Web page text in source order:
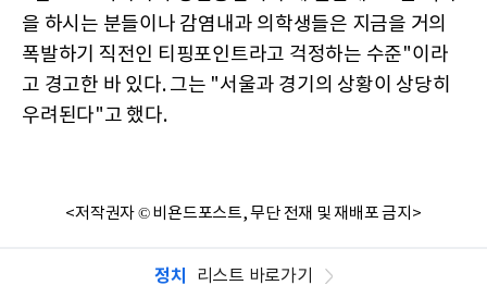
을 하시는 분들이나 감염내과 의학생들은 지금을 거의
폭발하기 직전인 티핑포인트라고 걱정하는 수준"이라
고 경고한 바 있다. 그는 "서울과 경기의 상황이 상당히
우려된다"고 했다.
<저작권자 © 비욘드포스트, 무단 전재 및 재배포 금지>
정치 리스트 바로가기